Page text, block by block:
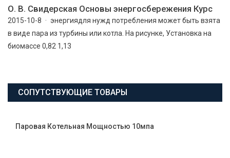
О. В. Свидерская Основы энергосбережения Курс
2015-10-8 · энергиядля нужд потребления может быть взята
в виде пара из турбины или котла. На рисунке, Установка на
биомассе 0,82 1,13
СОПУТСТВУЮЩИЕ ТОВАРЫ
Паровая Котельная Мощностью 10мпа